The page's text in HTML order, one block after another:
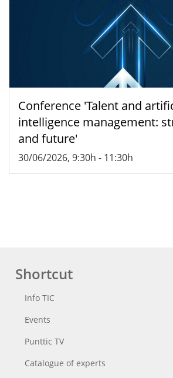
Conference 'Talent and
intelligence management:
and future'
30/06/2026, 9:30h - 11:30h
Shortcut
Info TIC
Events
Punttic TV
Catalogue of experts